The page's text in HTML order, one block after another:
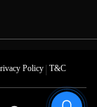
Policy| T&C